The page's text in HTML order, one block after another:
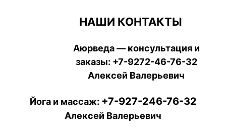
НАШИ КОНТАКТЫ
Аюрведа — консультация и
заказы: +7-9272-46-76-32
Алексей Валерьевич
Йога и массаж: +7-927-246-76-32
Алексей Валерьевич